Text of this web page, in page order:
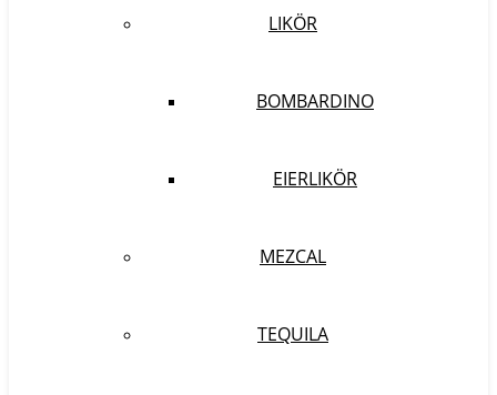
LIKÖR
BOMBARDINO
EIERLIKÖR
MEZCAL
TEQUILA